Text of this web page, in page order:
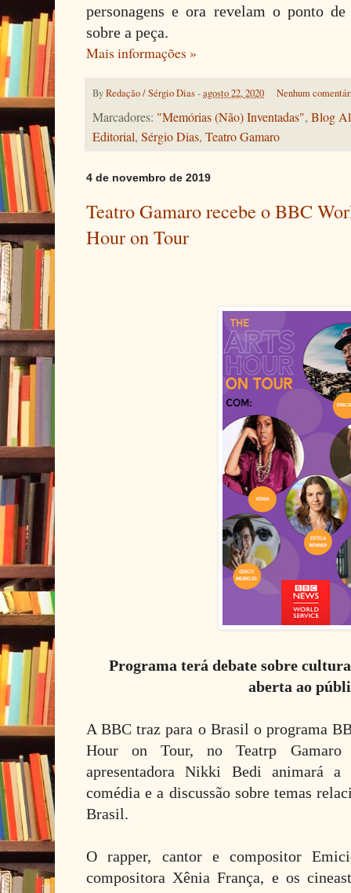
personagens e ora revelam o ponto
sobre a peça.
Mais informações »
ByRedação / Sérgio Dias-agosto 22, 2020 Nenhum
Marcadores: "Memórias (Não) Inventadas", Blog
Editorial, Sérgio Dias, Teatro Gamaro
4 de novembro de 2019
Teatro Gamaro recebe o BBC
Hour on Tour
Programa terá debate sobre
aberta ao
A BBC traz para o Brasil o programa
Hour on Tour, no Teatrp
apresentadora Nikki Bedi animará
comédia e a discussão sobre temas
Brasil.
O rapper, cantor e compositor
compositora Xênia França, e os